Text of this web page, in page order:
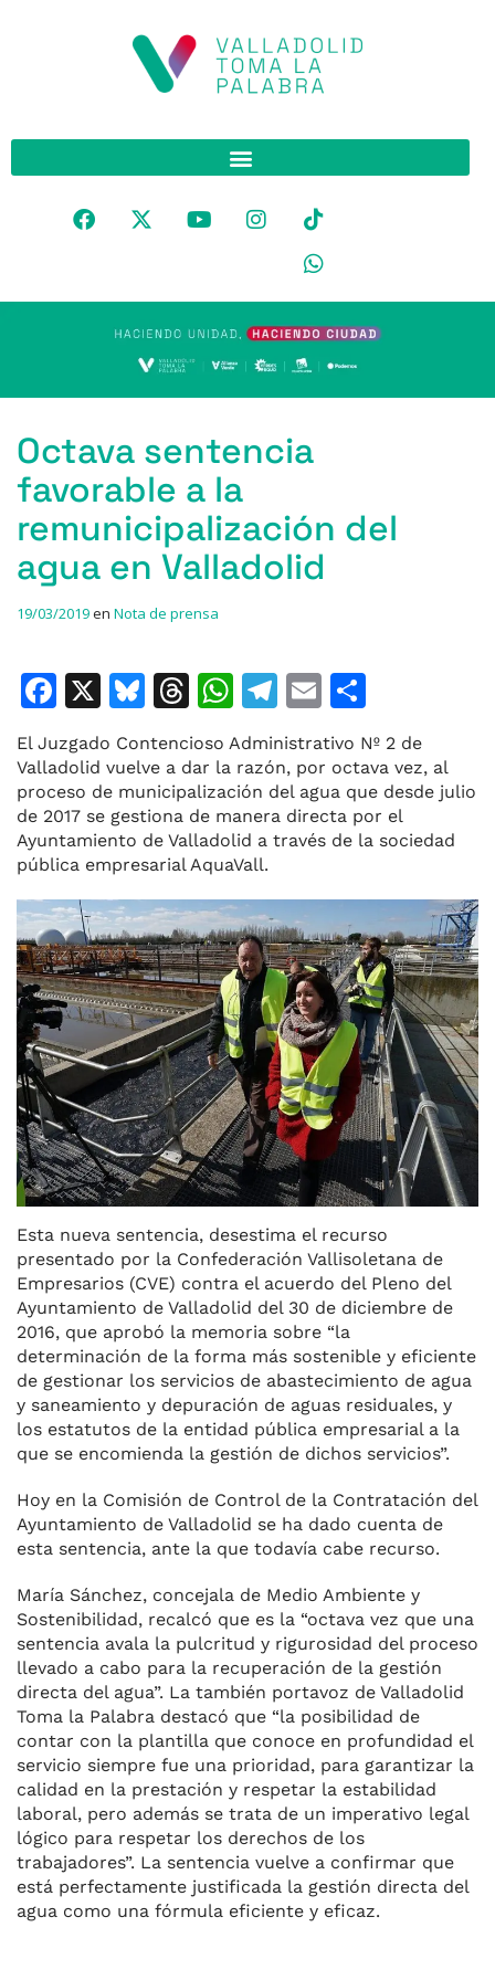
Octava sentencia
favorable a la
remunicipalización del
agua en Valladolid
19/03/2019en Nota de prensa
F
c
e
b
o
o
k
X
Bl
e
s
k
y
T
h
re
a
d
s
W
h
at
s
A
p
p
T
el
e
gr
a
E
m
ai
l
o
m
p
ar
r
El Juzgado Contencioso Administrativo Nº 2 de
Valladolid vuelve a dar la razón, por octava vez, al
proceso de municipalización del agua que desde julio
de 2017 se gestiona de manera directa por el
Ayuntamiento de Valladolid a través de la sociedad
pública empresarial AquaVall.
Esta nueva sentencia, desestima el recurso
presentado por la Confederación Vallisoletana de
Empresarios (CVE) contra el acuerdo del Pleno del
Ayuntamiento de Valladolid del 30 de diciembre de
2016, que aprobó la memoria sobre “la
determinación de la forma más sostenible y eficiente
de gestionar los servicios de abastecimiento de agua
y saneamiento y depuración de aguas residuales, y
los estatutos de la entidad pública empresarial a la
que se encomienda la gestión de dichos servicios”.
Hoy en la Comisión de Control de la Contratación del
Ayuntamiento de Valladolid se ha dado cuenta de
esta sentencia, ante la que todavía cabe recurso.
María Sánchez, concejala de Medio Ambiente y
Sostenibilidad, recalcó que es la “octava vez que una
sentencia avala la pulcritud y rigurosidad del proceso
llevado a cabo para la recuperación de la gestión
directa del agua”. La también portavoz de Valladolid
Toma la Palabra destacó que “la posibilidad de
contar con la plantilla que conoce en profundidad el
servicio siempre fue una prioridad, para garantizar la
calidad en la prestación y respetar la estabilidad
laboral, pero además se trata de un imperativo legal
lógico para respetar los derechos de los
trabajadores”. La sentencia vuelve a confirmar que
está perfectamente justificada la gestión directa del
agua como una fórmula eficiente y eficaz.